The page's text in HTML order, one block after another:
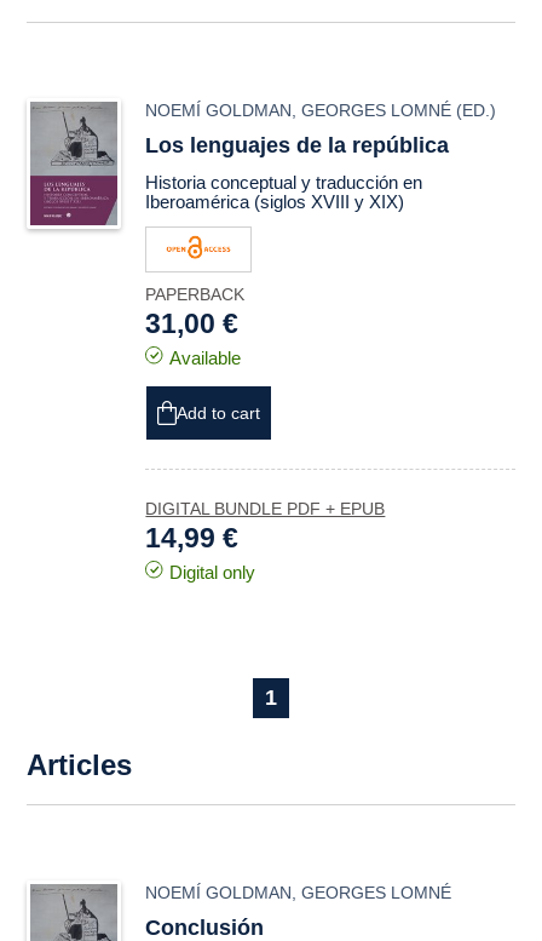
NOEMÍ GOLDMAN ,GEORGES LOMNÉ (ED.)
Los lenguajes de la república
Historia conceptual y traducción en
Iberoamérica (siglos XVIII y XIX)
PAPERBACK
31,00 €
Available
Add to cart
DIGITAL BUNDLE PDF + EPUB
14,99 €
Digital only
1
Articles
NOEMÍ GOLDMAN ,GEORGES LOMNÉ
Conclusión